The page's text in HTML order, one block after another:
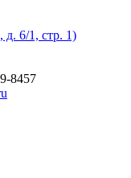
д. 6/1, стр. 1)
8457